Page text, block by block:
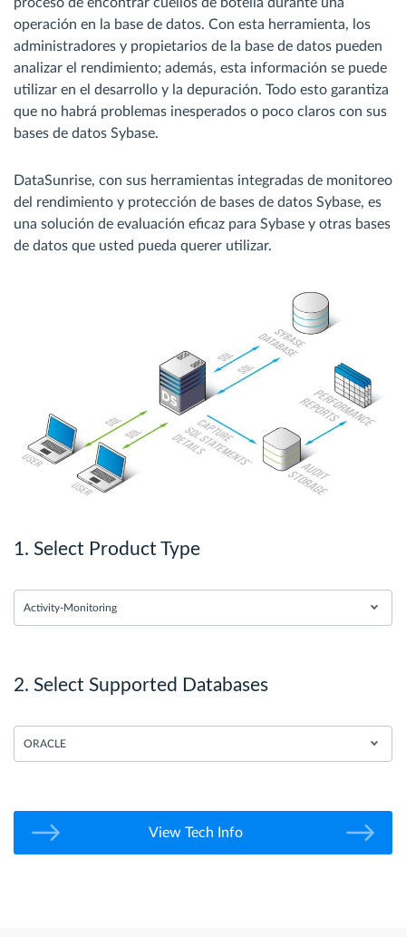
operación en la base de datos. Con esta herramienta, los
administradores y propietarios de la base de datos pueden
analizar el rendimiento; además, esta información se puede
utilizar en el desarrollo y la depuración. Todo esto garantiza
que no habrá problemas inesperados o poco claros con sus
bases de datos Sybase.
DataSunrise, con sus herramientas integradas de monitoreo
del rendimiento y protección de bases de datos Sybase, es
una solución de evaluación eficaz para Sybase y otras bases
de datos que usted pueda querer utilizar.
1. Select Product Type
Activity-Monitoring
2. Select Supported Databases
ORACLE
View Tech Info